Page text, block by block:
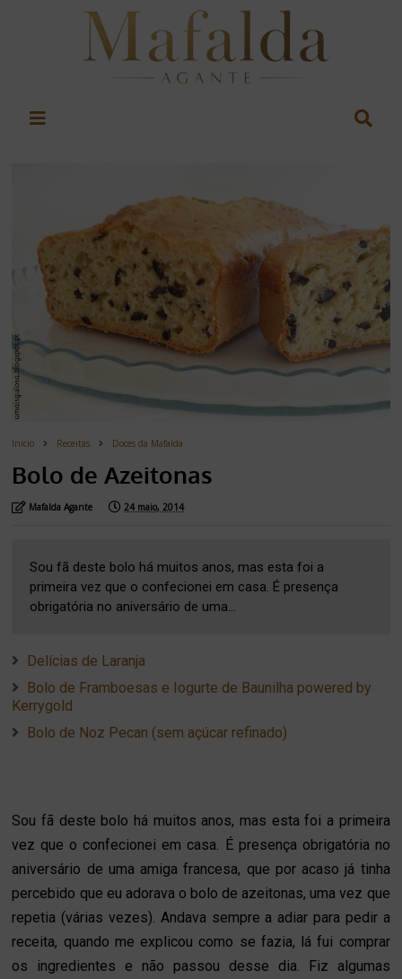
Inicio Receitas Doces da Mafalda
Bolo de Azeitonas
Mafalda Agante 24 maio, 2014
Sou fã deste bolo há muitos anos, mas esta foi a
primeira vez que o confecionei em casa. É presença
obrigatória no aniversário de uma...
Delícias de Laranja
Bolo de Framboesas e Iogurte de Baunilha powered by
Kerrygold
Bolo de Noz Pecan (sem açúcar refinado)
Sou fã deste bolo há muitos anos, mas esta foi a primeira
vez que o confecionei em casa. É presença obrigatória no
aniversário de uma amiga francesa, que por acaso já tinha
percebido que eu adorava o bolo de azeitonas, uma vez que
repetia (várias vezes). Andava sempre a adiar para pedir a
receita, quando me explicou como se fazia, lá fui comprar
os ingredientes e não passou desse dia. Fiz algumas